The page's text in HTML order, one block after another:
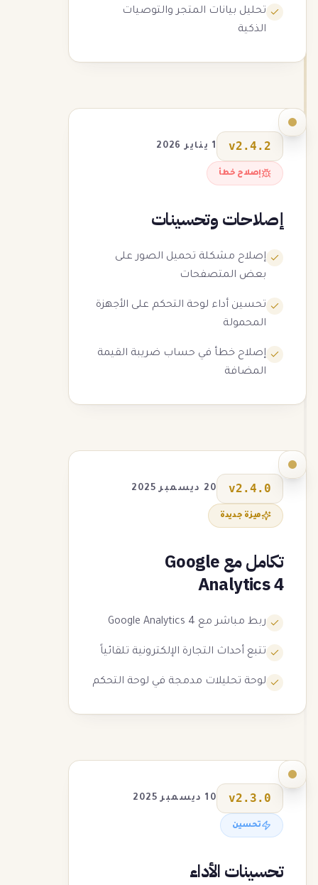
تحليل بيانات المتجر والتوصيات
الذكية
v2.4.2 1 يناير 2026
إصلاح خطأ
إصلاحات وتحسينات
إصلاح مشكلة تحميل الصور على
بعض المتصفحات
تحسين أداء لوحة التحكم على الأجهزة
المحمولة
إصلاح خطأ في حساب ضريبة القيمة
المضافة
v2.4.0 20 ديسمبر 2025
ميزة جديدة
تكامل مع Google
Analytics 4
ربط مباشر مع Google Analytics 4
تتبع أحداث التجارة الإلكترونية تلقائياً
لوحة تحليلات مدمجة في لوحة التحكم
v2.3.0 10 ديسمبر 2025
تحسين
تحسينات الأداء